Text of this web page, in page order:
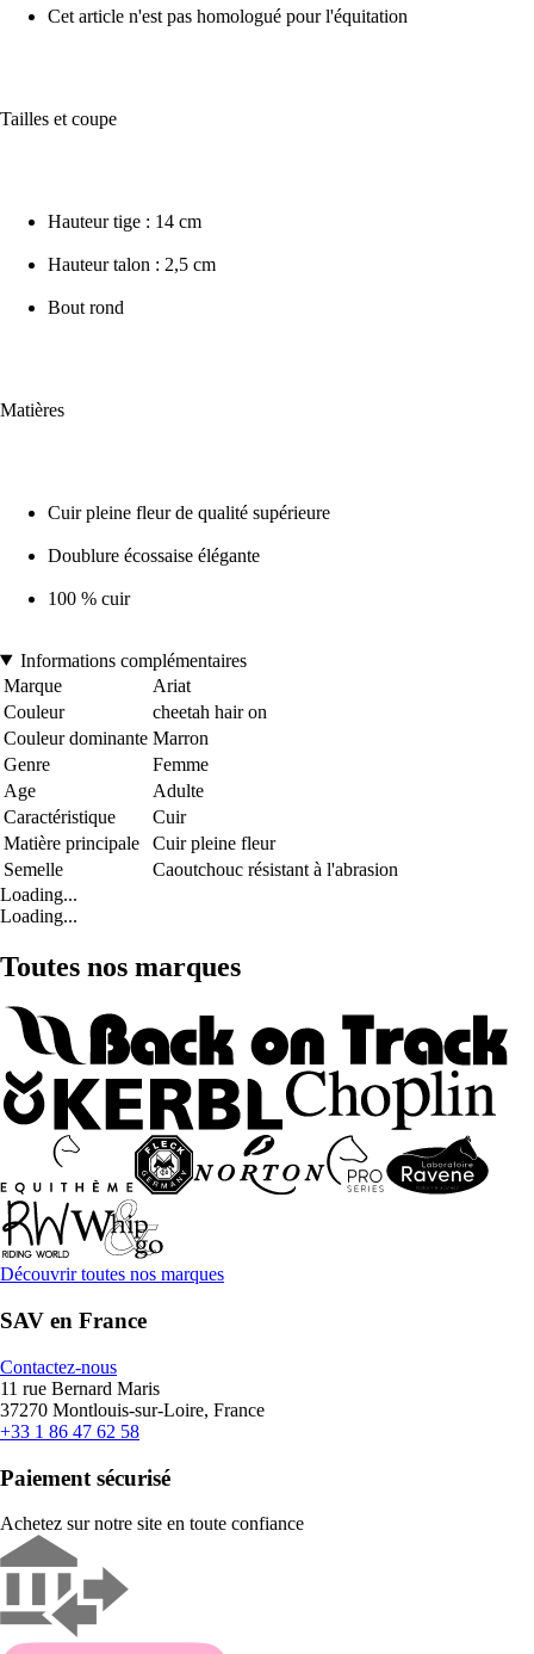
Cet article n'est pas homologué pour l'équitation
Tailles et coupe
Hauteur tige : 14 cm
Hauteur talon : 2,5 cm
Bout rond
Matières
Cuir pleine fleur de qualité supérieure
Doublure écossaise élégante
100 % cuir
Informations complémentaires
Marque
Ariat
Couleur
cheetah hair on
Couleur dominante Marron
Genre
Femme
Age
Adulte
Caractéristique
Cuir
Matière principale
Cuir pleine fleur
Semelle
Caoutchouc résistant à l'abrasion
Loading...
Loading...
Toutes nos marques
Découvrir toutes nos marques
SAV en France
Contactez-nous
11 rue Bernard Maris
37270 Montlouis-sur-Loire, France
+33 1 86 47 62 58
Paiement sécurisé
Achetez sur notre site en toute confiance